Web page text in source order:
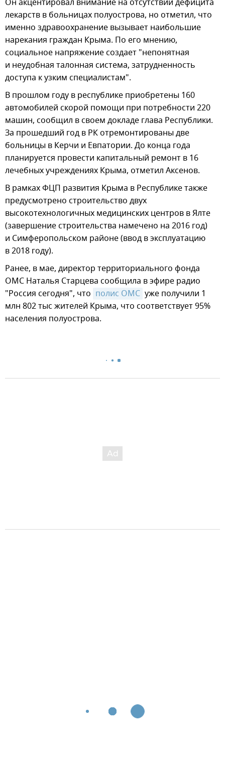
Он акцентировал внимание на отсутствии дефицита
лекарств в больницах полуострова, но отметил, что
именно здравоохранение вызывает наибольшие
нарекания граждан Крыма. По его мнению,
социальное напряжение создает "непонятная
и неудобная талонная система, затрудненность
доступа к узким специалистам".
В прошлом году в республике приобретены 160
автомобилей скорой помощи при потребности 220
машин, сообщил в своем докладе глава Республики.
За прошедший год в РК отремонтированы две
больницы в Керчи и Евпатории. До конца года
планируется провести капитальный ремонт в 16
лечебных учреждениях Крыма, отметил Аксенов.
В рамках ФЦП развития Крыма в Республике также
предусмотрено строительство двух
высокотехнологичных медицинских центров в Ялте
(завершение строительства намечено на 2016 год)
и Симферопольском районе (ввод в эксплуатацию
в 2018 году).
Ранее, в мае, директор территориального фонда
ОМС Наталья Старцева сообщила в эфире радио
"Россия сегодня", что полис ОМС уже получили 1
млн 802 тыс жителей Крыма, что соответствует 95%
населения полуострова.